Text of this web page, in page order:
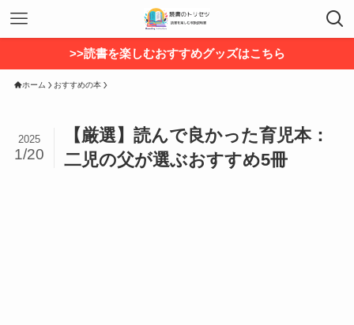
>>読書を楽しむおすすめグッズはこちら
ホーム おすすめの本
【厳選】読んで良かった育児本：
二児の父が選ぶおすすめ5冊
2025
1/20